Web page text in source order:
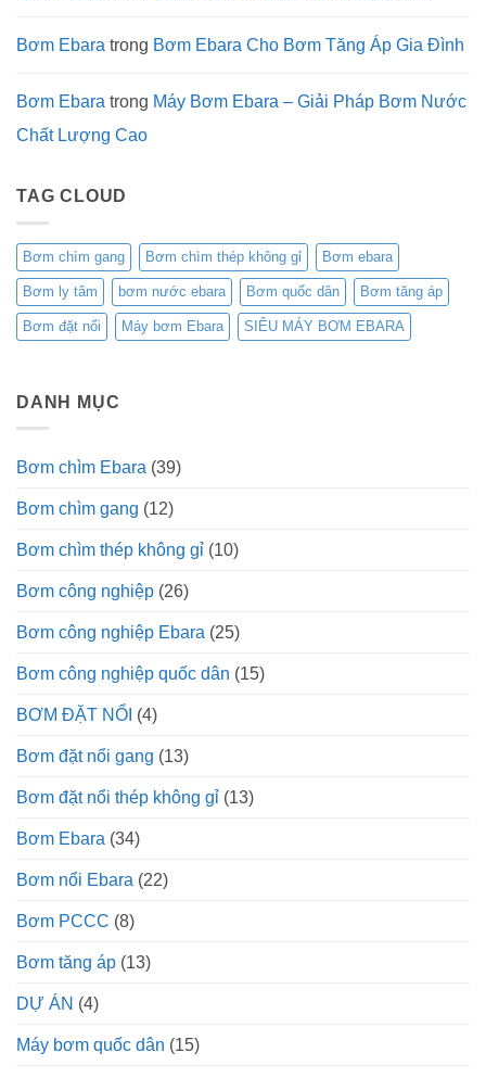
Bơm Ebara trong Bơm Ebara Cho Bơm Tăng Áp Gia Đình
Bơm Ebara trong Máy Bơm Ebara – Giải Pháp Bơm Nước
Chất Lượng Cao
TAG CLOUD
Bơm chìm gang Bơm chìm thép không gỉ Bơm ebara
Bơm ly tâm bơm nước ebara Bơm quốc dân Bơm tăng áp
Bơm đặt nổi Máy bơm Ebara SIÊU MÁY BƠM EBARA
DANH MỤC
Bơm chìm Ebara (39)
Bơm chìm gang (12)
Bơm chìm thép không gỉ (10)
Bơm công nghiệp (26)
Bơm công nghiệp Ebara (25)
Bơm công nghiệp quốc dân (15)
BƠM ĐẶT NỔI (4)
Bơm đặt nổi gang (13)
Bơm đặt nổi thép không gỉ (13)
Bơm Ebara (34)
Bơm nổi Ebara (22)
Bơm PCCC (8)
Bơm tăng áp (13)
DỰ ÁN (4)
Máy bơm quốc dân (15)